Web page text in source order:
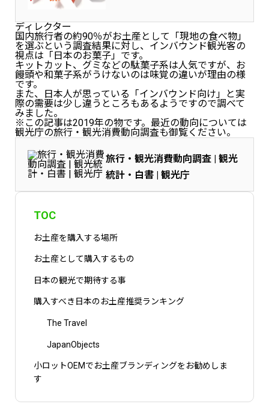
ディレクター
国内旅行者の約90％がお土産として「現地の食べ物」
を選ぶという調査結果に対し、インバウンド観光客の
視点は「日本のお菓子」です。
キットカット、グミなどの駄菓子系は人気ですが、お
饅頭や和菓子系がうけないのは味覚の違いが理由の様
です。
また、日本人が思っている「インバウンド向け」と実
際の需要は少し違うところもあるようですので調べて
みました。
※この記事は2019年の物です。最近の動向については
観光庁の旅行・観光消費動向調査も御覧ください。
旅行・観光消費動向調査 | 観光
統計・白書 | 観光庁
TOC
お土産を購入する場所
お土産として購入するもの
日本の観光で期待する事
購入すべき日本のお土産推奨ランキング
The Travel
JapanObjects
小ロットOEMでお土産ブランディングをお勧めしま
す